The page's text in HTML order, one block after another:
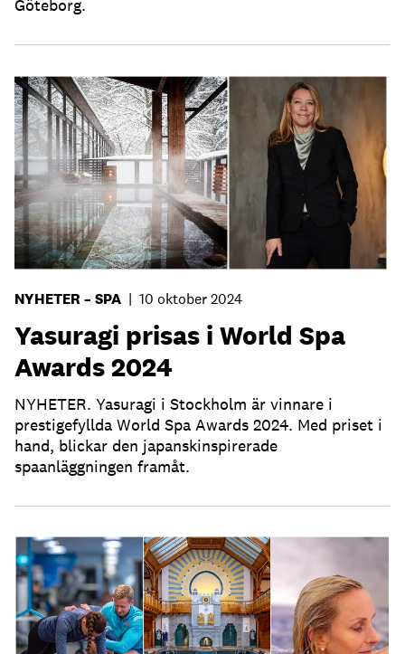
Göteborg.
NYHETER – SPA | 10 oktober 2024
Yasuragi prisas i World Spa
Awards 2024
NYHETER. Yasuragi i Stockholm är vinnare i
prestigefyllda World Spa Awards 2024. Med priset i
hand, blickar den japanskinspirerade
spaanläggningen framåt.